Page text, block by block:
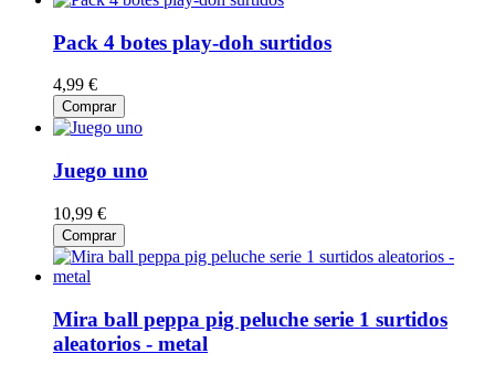
Pack 4 botes play-doh surtidos
4,99 €
Comprar
Juego uno
10,99 €
Comprar
Mira ball peppa pig peluche serie 1 surtidos
aleatorios - metal